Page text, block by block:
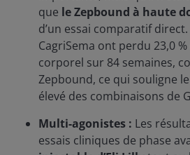
que le Zepbound à haute
d’un essai comparatif
CagriSema ont perdu 23,0
corporel sur 84 semaines,
Zepbound, ce qui souligne
élevé des combinaisons de
Multi-agonistes : Les
essais cliniques de phase